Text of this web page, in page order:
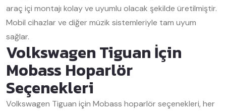
araç içi montajı kolay ve uyumlu olacak şekilde üretilmiştir.
Mobil cihazlar ve diğer müzik sistemleriyle tam uyum
sağlar.
Volkswagen Tiguan İçin
Mobass Hoparlör
Seçenekleri
Volkswagen Tiguan için Mobass hoparlör seçenekleri, her